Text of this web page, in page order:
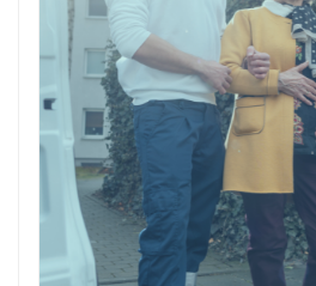
tâches, ainsi que
pour améliorer l’efficacité et
fixés. Véritable leader, il doit
motivation et au
compétences de ses
Fonctions Principales